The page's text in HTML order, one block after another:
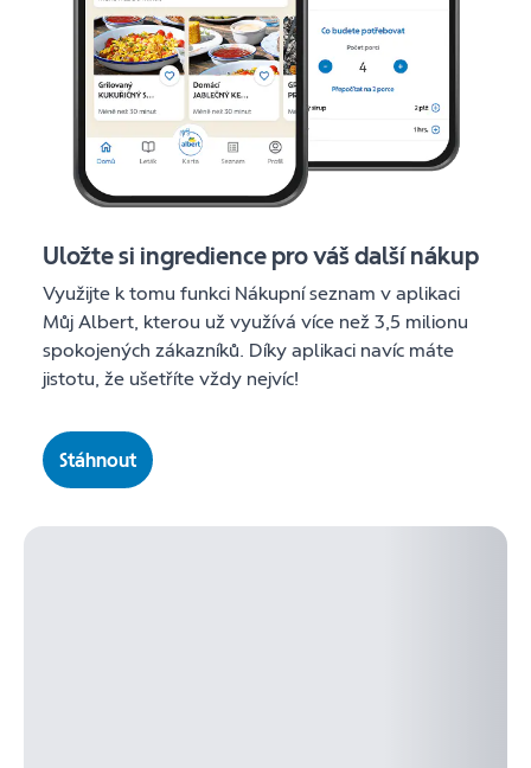
Uložte si ingredience pro váš další nákup
Využijte k tomu funkci Nákupní seznam v aplikaci
Můj Albert, kterou už využívá více než 3,5 milionu
spokojených zákazníků. Díky aplikaci navíc máte
jistotu, že ušetříte vždy nejvíc!
Stáhnout